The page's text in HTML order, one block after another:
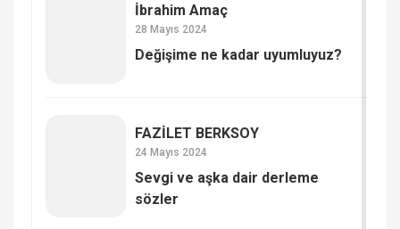
İbrahim Amaç
28 Mayıs 2024
Değişime ne kadar uyumluyuz?
FAZİLET BERKSOY
24 Mayıs 2024
Sevgi ve aşka dair derleme
sözler